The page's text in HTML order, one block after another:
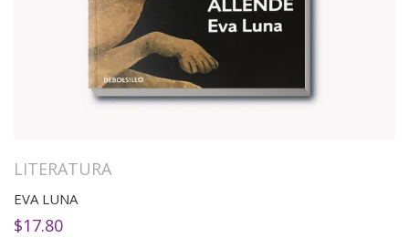
LITERATURA
EVA LUNA
$17.80